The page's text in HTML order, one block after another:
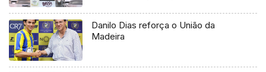
Danilo Dias reforça o União da
Madeira